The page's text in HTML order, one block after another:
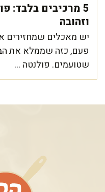
5 מרכיבים בלבד:
וזהובה
יש מאכלים שמחזירים
פעם, כזה שממלא את
שטועמים. פולנטה ...